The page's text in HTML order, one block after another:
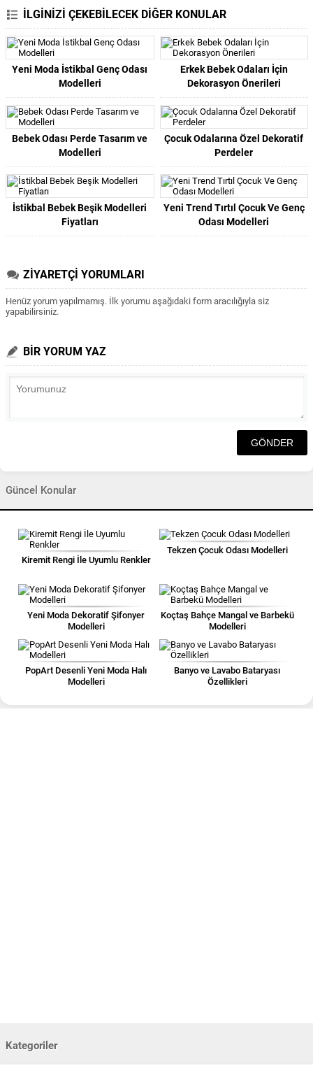
İLGİNİZİ ÇEKEBİLECEK DİĞER KONULAR
Yeni Moda İstikbal Genç Odası
Modelleri
Erkek Bebek Odaları İçin
Dekorasyon Önerileri
Bebek Odası Perde Tasarım ve
Modelleri
Çocuk Odalarına Özel Dekoratif
Perdeler
İstikbal Bebek Beşik Modelleri
Fiyatları
Yeni Trend Tırtıl Çocuk Ve Genç
Odası Modelleri
ZİYARETÇİ YORUMLARI
Henüz yorum yapılmamış. İlk yorumu aşağıdaki form aracılığıyla siz
yapabilirsiniz.
BİR YORUM YAZ
Güncel Konular
Kiremit Rengi İle Uyumlu Renkler
Tekzen Çocuk Odası Modelleri
Yeni Moda Dekoratif Şifonyer
Modelleri
Koçtaş Bahçe Mangal ve Barbekü
Modelleri
PopArt Desenli Yeni Moda Halı
Modelleri
Banyo ve Lavabo Bataryası
Özellikleri
Kategoriler